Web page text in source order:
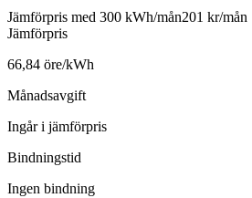
Jämförpris med 300 kWh/mån201 kr/mån
Jämförpris
66,84 öre/kWh
Månadsavgift
Ingår i jämförpris
Bindningstid
Ingen bindning